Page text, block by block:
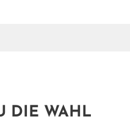
DIE WAHL